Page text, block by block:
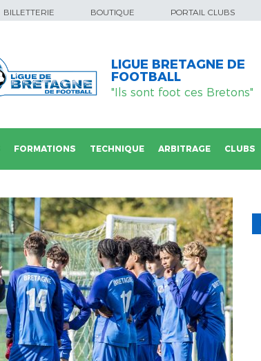
BILLETTERIE BOUTIQUE PORTAIL CLUBS
LIGUE BRETAGNE DE
FOOTBALL
"Ils sont foot ces Bretons"
FORMATIONS TECHNIQUE ARBITRAGE CLUBS